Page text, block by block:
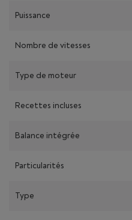
Puissance
Nombre de vitesses
Type de moteur
Recettes incluses
Balance intégrée
Particularités
Type